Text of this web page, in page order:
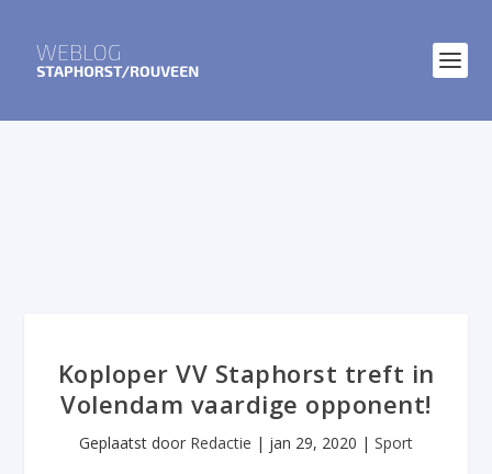
Koploper VV Staphorst treft in
Volendam vaardige opponent!
Geplaatst door Redactie | jan 29, 2020 | Sport